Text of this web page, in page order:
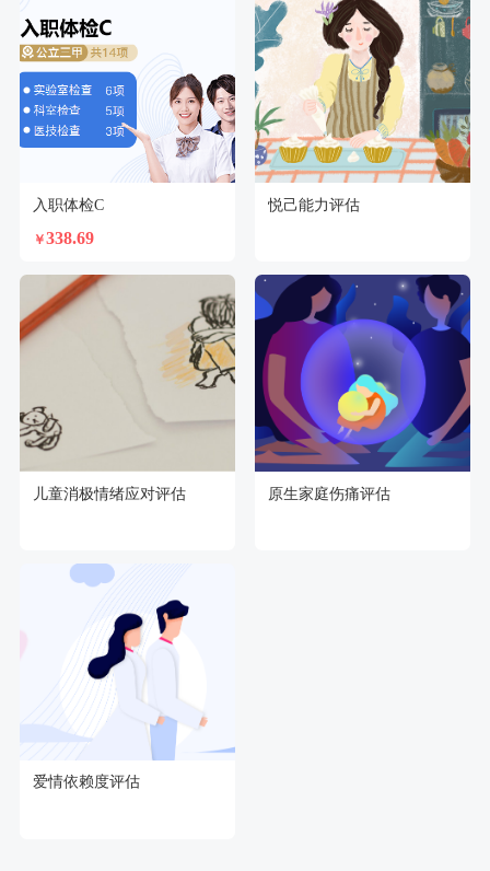
入职体检C
￥338.69
悦己能力评估
儿童消极情绪应对评估 原生家庭伤痛评估
爱情依赖度评估